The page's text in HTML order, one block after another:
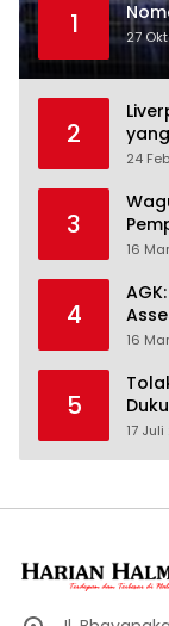
1 27
2
24
3
16
4
16
5
17